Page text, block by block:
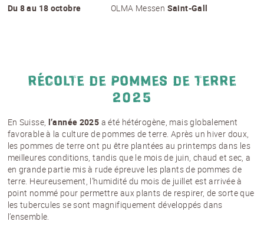
Du 8 au 18 octobre
OLMA Messen Saint-Gall
RÉCOLTE DE POMMES DE TERRE
2025
En Suisse, l’année 2025 a été hétérogène, mais globalement
favorable à la culture de pommes de terre. Après un hiver doux,
les pommes de terre ont pu être plantées au printemps dans les
meilleures conditions, tandis que le mois de juin, chaud et sec, a
en grande partie mis à rude épreuve les plants de pommes de
terre. Heureusement, l’humidité du mois de juillet est arrivée à
point nommé pour permettre aux plants de respirer, de sorte que
les tubercules se sont magnifiquement développés dans
l’ensemble.